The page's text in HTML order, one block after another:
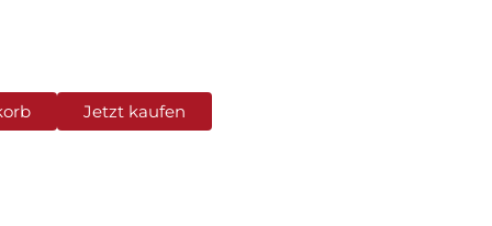
Jetzt kaufen